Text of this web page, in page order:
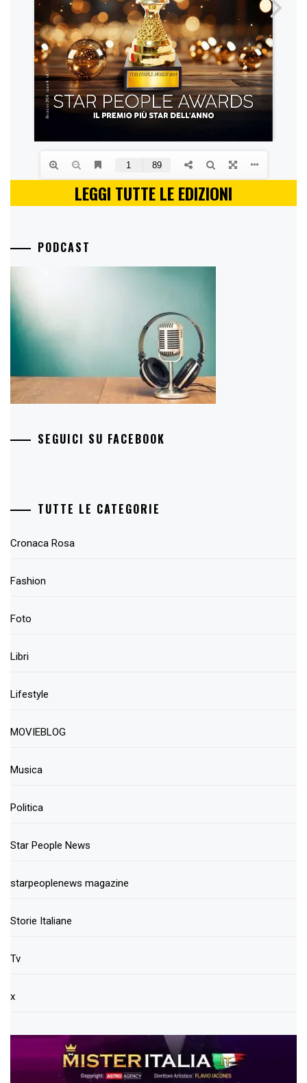
LEGGI TUTTE LE EDIZIONI
PODCAST
SEGUICI SU FACEBOOK
TUTTE LE CATEGORIE
Cronaca Rosa
Fashion
Foto
Libri
Lifestyle
MOVIEBLOG
Musica
Politica
Star People News
starpeoplenews magazine
Storie Italiane
Tv
x